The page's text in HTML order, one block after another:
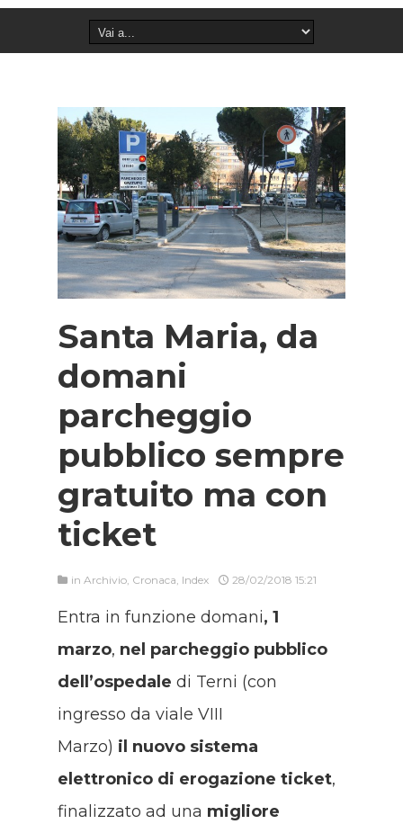
Santa Maria, da
domani
parcheggio
pubblico sempre
gratuito ma con
ticket
in Archivio, Cronaca, Index 28/02/2018 15:21
Entra in funzione domani, 1
marzo, nel parcheggio pubblico
dell’ospedale di Terni (con
ingresso da viale VIII
Marzo) il nuovo sistema
elettronico di erogazione ticket,
finalizzato ad una migliore